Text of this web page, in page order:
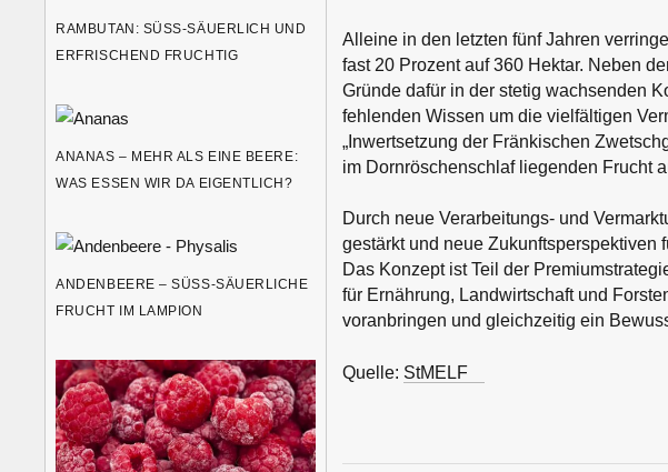
Alleine in den letzten fünf Jahren
fast 20 Prozent auf 360 Hektar. Neben
Gründe dafür in der stetig wachsenden
fehlenden Wissen um die vielfältigen
„Inwertsetzung der Fränkischen
im Dornröschenschlaf liegenden Frucht
Durch neue Verarbeitungs- und
gestärkt und neue Zukunftsperspektiven
Das Konzept ist Teil der
für Ernährung, Landwirtschaft und
voranbringen und gleichzeitig ein
Quelle: StMELF
RAMBUTAN: SÜSS-SÄUERLICH UND E
RFRISCHEND FRUCHTIG
ANANAS – MEHR ALS EINE BEERE:
WAS ESSEN WIR DA EIGENTLICH?
ANDENBEERE – SÜSS-SÄUERLICHE F
RUCHT IM LAMPION